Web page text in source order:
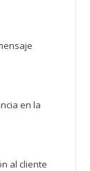
en la
al cliente